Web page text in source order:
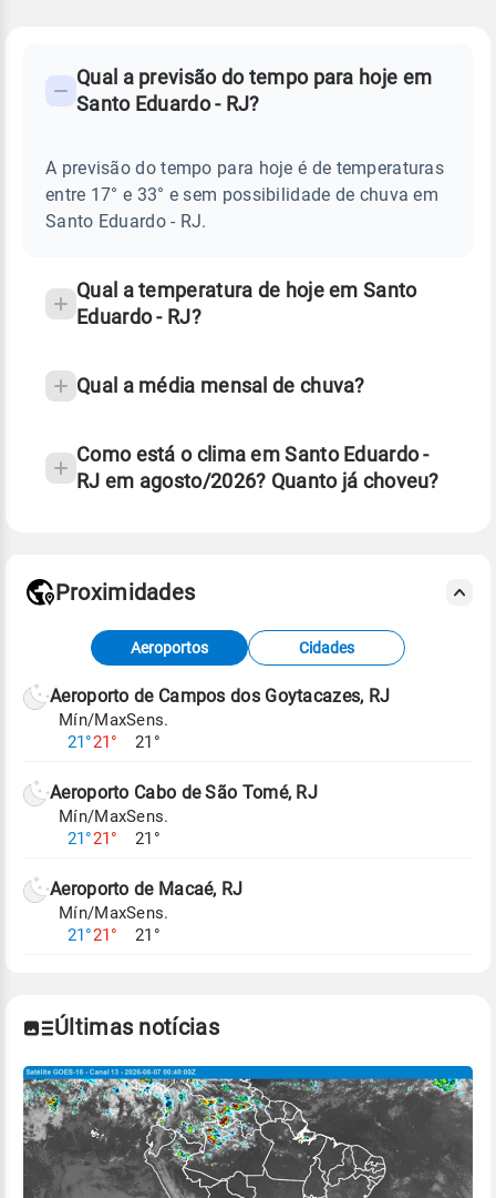
PREVISÃO
TEMPO
EDUARDO
Perguntas
sobre
chuva
Qual a previsão do tempo para hoje em
Santo Eduardo - RJ?
A previsão do tempo para hoje é de temperaturas
entre 17° e 33° e sem possibilidade de chuva em
Santo Eduardo - RJ.
Qual a temperatura de hoje em Santo
Eduardo - RJ?
Qual a média mensal de chuva?
Como está o clima em Santo Eduardo -
RJ em agosto/2026? Quanto já choveu?
Fonte: dados combinados de estações
meteorológicas e satélite do Centro de Previsão
de Tempo e Estudos Climáticos (CPTEC).
Para obter mais informações sobre os dados
Proximidades
Aeroportos Cidades
Aeroporto de Campos dos Goytacazes, RJ
Mín/Max
21°21°
Sens.
21°
Aeroporto Cabo de São Tomé, RJ
Mín/Max
21°21°
Sens.
21°
Aeroporto de Macaé, RJ
Mín/Max
21°21°
Sens.
21°
Últimas notícias